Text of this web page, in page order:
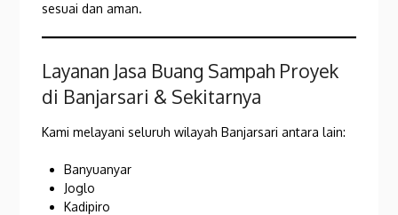
sesuai dan aman.
Layanan Jasa Buang Sampah Proyek
di Banjarsari & Sekitarnya
Kami melayani seluruh wilayah Banjarsari antara lain:
Banyuanyar
Joglo
Kadipiro